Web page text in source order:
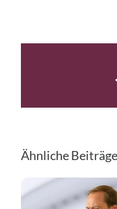
Ähnliche Beiträge